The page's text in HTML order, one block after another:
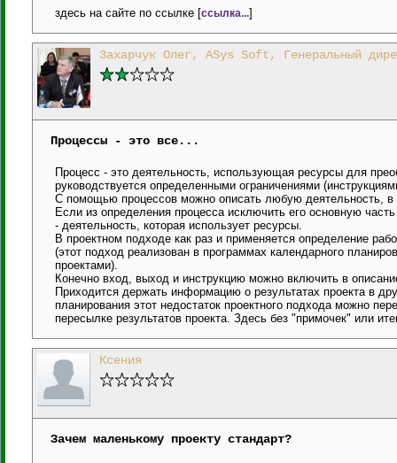
здесь на сайте по ссылке [ссылка...]
Захарчук Олег, ASys Soft, Генеральный
Процессы - это все...
Процесс - это деятельность, использующая ресурсы для
руководствуется определенными ограничениями
С помощью процессов можно описать любую деятельность, в
Если из определения процесса исключить его основную
- деятельность, которая использует ресурсы.
В проектном подходе как раз и применяется определение
(этот подход реализован в программах календарного
проектами).
Конечно вход, выход и инструкцию можно включить в
Приходится держать информацию о результатах проекта в
планирования этот недостаток проектного подхода можно
пересылке результатов проекта. Здесь без "примочек" или
Ксения
Зачем маленькому проекту стандарт?